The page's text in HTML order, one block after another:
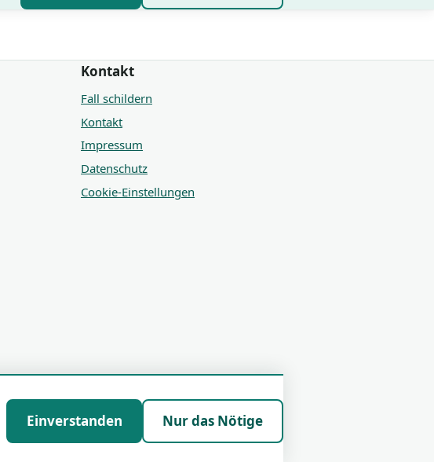
Kontakt
Fall schildern
Kontakt
Impressum
Datenschutz
Cookie-Einstellungen
Einverstanden Nur das Nötige